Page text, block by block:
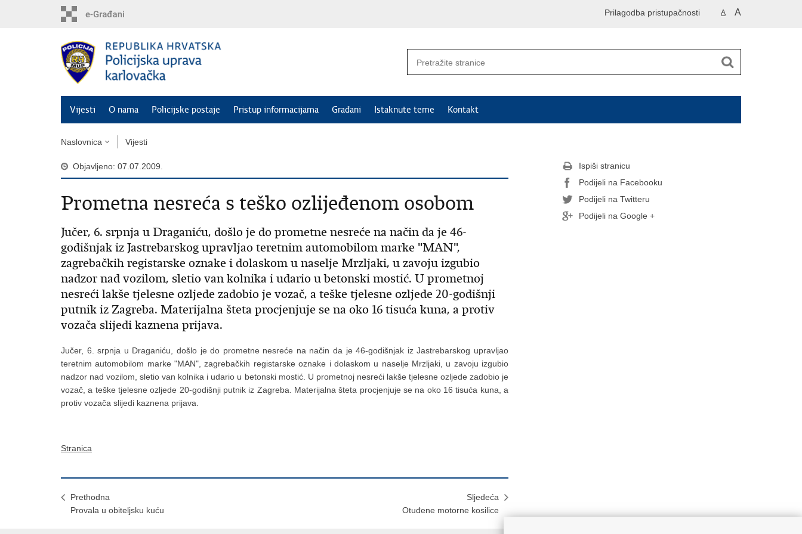
A A
Prilagodba pristupačnosti
Vijesti O nama Policijske postaje Pristup informacijama Građani Istaknute teme Kontakt
Naslovnica Vijesti
Objavljeno: 07.07.2009.
Prometna nesreća s teško ozlijeđenom osobom
Jučer, 6. srpnja u Draganiću, došlo je do prometne nesreće na način da je 46-
godišnjak iz Jastrebarskog upravljao teretnim automobilom marke "MAN",
zagrebačkih registarske oznake i dolaskom u naselje Mrzljaki, u zavoju izgubio
nadzor nad vozilom, sletio van kolnika i udario u betonski mostić. U prometnoj
nesreći lakše tjelesne ozljede zadobio je vozač, a teške tjelesne ozljede 20-godišnji
putnik iz Zagreba. Materijalna šteta procjenjuje se na oko 16 tisuća kuna, a protiv
vozača slijedi kaznena prijava.
Jučer, 6. srpnja u Draganiću, došlo je do prometne nesreće na način da je 46-godišnjak iz Jastrebarskog upravljao
teretnim automobilom marke "MAN", zagrebačkih registarske oznake i dolaskom u naselje Mrzljaki, u zavoju izgubio
nadzor nad vozilom, sletio van kolnika i udario u betonski mostić. U prometnoj nesreći lakše tjelesne ozljede zadobio je
vozač, a teške tjelesne ozljede 20-godišnji putnik iz Zagreba. Materijalna šteta procjenjuje se na oko 16 tisuća kuna, a
protiv vozača slijedi kaznena prijava.
Stranica
Prethodna
Provala u obiteljsku kuću
Sljedeća
Otuđene motorne kosilice
Ispiši stranicu
Podijeli na Facebooku
Podijeli na Twitteru
Podijeli na Google +